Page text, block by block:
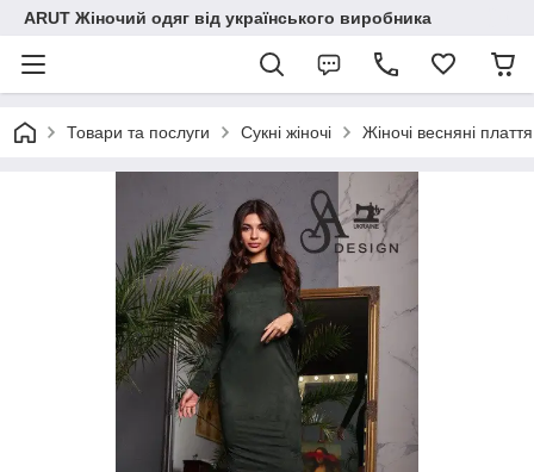
ARUT Жіночий одяг від українського виробника
Товари та послуги Сукні жіночі Жіночі весняні плаття